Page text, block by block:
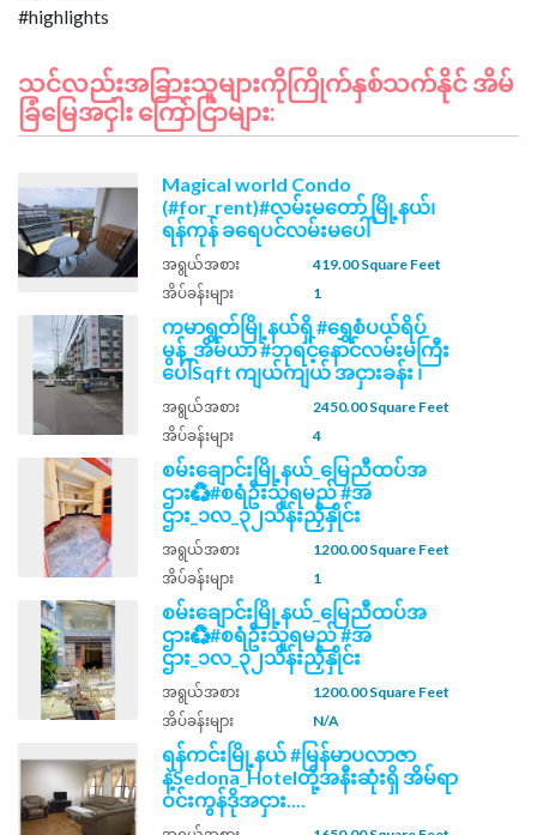
သင်လည်းအခြားသူများကိုကြိုက်နှစ်သက်နိုင် အိမ်
ခြံမြေအငှါး ကြော်ငြာများ:
Magical world Condo
(#for_rent)#လမ်းမတော် မြို့နယ်၊
ရန်ကုန် ခရေပင်လမ်းမပေါ်
အရွယ်အစား
419.00 Square Feet
အိပ်ခန်းများ
1
ကမာရွတ်မြို့နယ်ရှိ #ရွှေစံပယ်ရိပ်
မွန်_အိမ်ယာ #ဘုရင့်နောင်လမ်းမကြီး
ပေါ်Sqft ကျယ်ကျယ် အငှားခန်း ၊
အရွယ်အစား
2450.00 Square Feet
အိပ်ခန်းများ
4
စမ်းချောင်းမြို့နယ်_မြေညီထပ်အ
ဌား♻️#စရံဦးသူရမည် #အ
ဌား_၁လ_၃၂သိန်းညှိနှိုင်း
အရွယ်အစား
1200.00 Square Feet
အိပ်ခန်းများ
1
စမ်းချောင်းမြို့နယ်_မြေညီထပ်အ
ဌား♻️#စရံဦးသူရမည် #အ
ဌား_၁လ_၃၂သိန်းညှိနှိုင်း
အရွယ်အစား
1200.00 Square Feet
အိပ်ခန်းများ
N/A
ရန်ကင်းမြို့နယ် #မြန်မာပလာဇာ
နဲ့Sedona_Hotelတို့အနီးဆုံးရှိ အိမ်ရာ
ဝင်းကွန်ဒိုအငှား....